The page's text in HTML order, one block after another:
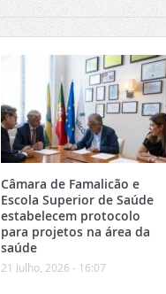
Câmara de Famalicão e
Escola Superior de Saúde
estabelecem protocolo
para projetos na área da
saúde
21 Julho, 2026 - 16:07